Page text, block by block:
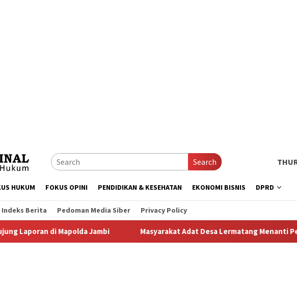
Search
HUKUM FOKUS OPINI PENDIDIKAN & KESEHATAN EKONOMI BISNIS DPRD
Indeks Berita Pedoman Media Siber Privacy Policy
Masyarakat Adat Desa Lermatang Menanti Pembayaran Lahan: Antara Dugaan